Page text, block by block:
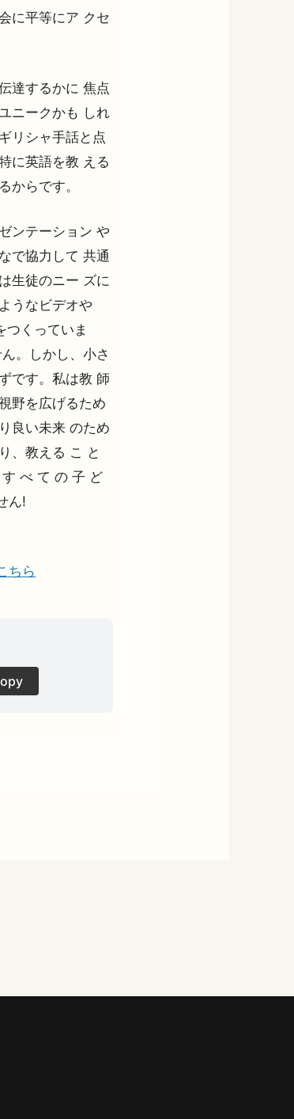
に平等にア クセ
達するかに 焦点
ニークかも しれ
リシャ手話と点
に英語を教 える
からです。
ンテーション や
で協力して 共通
生徒のニー ズに
うなビデオや
つくっていま
。しかし、小さ
です。私は教 師
野を広げるため
良い未来 のため
、教える こ と
べ て の 子 ど
ん!
ちら